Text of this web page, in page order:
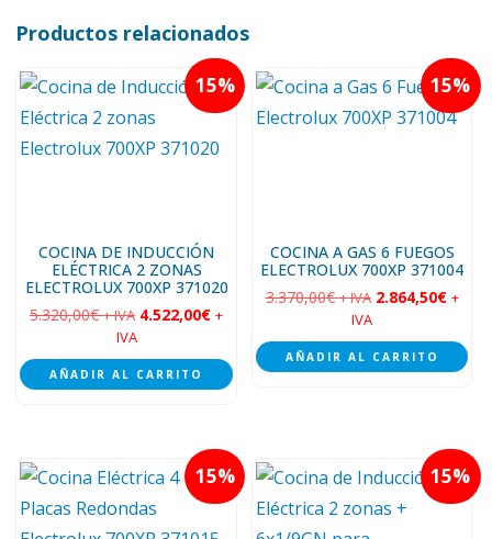
Productos relacionados
15
COCINA DE INDUCCIÓN
ELÉCTRICA 2 ZONAS
ELECTROLUX 700XP 371020
5.320,00€ + IVA 4.522,00€ +
IVA
AÑADIR AL CARRITO
15
COCINA A GAS 6 FUEGOS
ELECTROLUX 700XP 371004
3.370,00€ + IVA 2.864,50€ +
IVA
AÑADIR AL CARRITO
15 15